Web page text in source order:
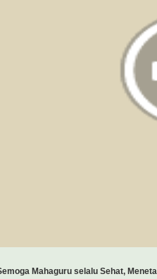
Mahaguru selalu Sehat,